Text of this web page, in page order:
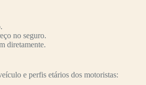
no seguro.
diretamente.
e perfis etários dos motoristas: